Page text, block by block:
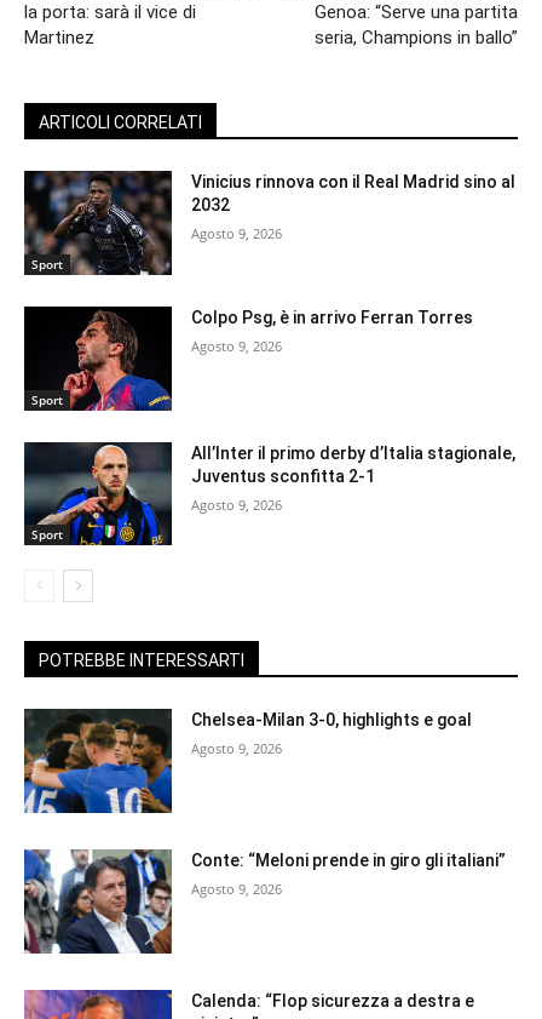
la porta: sarà il vice di
Martinez
Genoa: “Serve una partita
seria, Champions in ballo”
ARTICOLI CORRELATI
Sport
Vinicius rinnova con il Real Madrid sino al
2032
Agosto 9, 2026
Sport
Colpo Psg, è in arrivo Ferran Torres
Agosto 9, 2026
Sport
All’Inter il primo derby d’Italia stagionale,
Juventus sconfitta 2-1
Agosto 9, 2026
POTREBBE INTERESSARTI
Chelsea-Milan 3-0, highlights e goal
Agosto 9, 2026
Conte: “Meloni prende in giro gli italiani”
Agosto 9, 2026
Calenda: “Flop sicurezza a destra e